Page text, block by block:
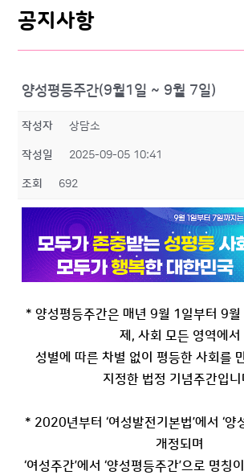
공지사항
양성평등주간(9월1일 ~ 9월 7일)
작성자 상담소
작성일 2025-09-05 10:41
조회 692
* 양성평등주간은 매년 9월 1일부터 9월
제, 사회 모든 영역에서
성별에 따른 차별 없이 평등한 사회를
지정한 법정 기념주간입니
* 2020년부터 ‘여성발전기본법’에서 ‘양
개정되며
‘여성주간’에서 ‘양성평등주간’으로 명칭